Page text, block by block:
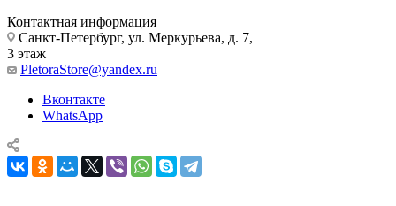
Контактная информация
Санкт-Петербург, ул. Меркурьева, д. 7,
3 этаж
PletoraStore@yandex.ru
Вконтакте
WhatsApp